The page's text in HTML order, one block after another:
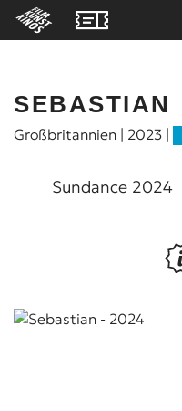
SEBASTIAN
Großbritannien | 2023 |
Sundance 2024